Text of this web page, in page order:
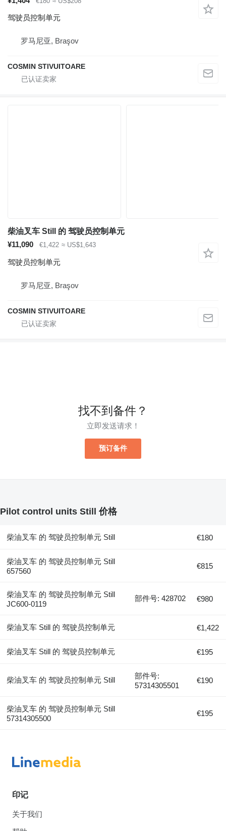
驾驶员控制单元
罗马尼亚, Braşov
COSMIN STIVUITOARE
柴油叉车 Still 的 驾驶员控制单元
¥11,090
€1,422 ≈ US$1,643
驾驶员控制单元
罗马尼亚, Braşov
COSMIN STIVUITOARE
找不到备件？
立即发送请求！
预订备件
Pilot control units Still 价格
柴油叉车 的 驾驶员控制单元 Still €180
柴油叉车 的 驾驶员控制单元 Still
657560
€815
柴油叉车 的 驾驶员控制单元 Still
JC600-0119
部件号: 428702 €980
柴油叉车 Still 的 驾驶员控制单元 €1,422
柴油叉车 Still 的 驾驶员控制单元 €195
柴油叉车 的 驾驶员控制单元 Still
部件号:
57314305501
€190
柴油叉车 的 驾驶员控制单元 Still
57314305500
€195
印记
关于我们